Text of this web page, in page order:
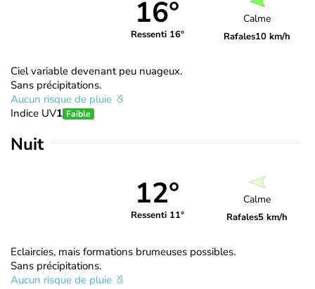
16°
Ressenti 16°
Calme
Rafales10 km/h
Ciel variable devenant peu nuageux.
Sans précipitations.
Aucun risque de pluie
Indice UV1 Faible
Nuit
12°
Ressenti 11°
Calme
Rafales5 km/h
Eclaircies, mais formations brumeuses possibles.
Sans précipitations.
Aucun risque de pluie